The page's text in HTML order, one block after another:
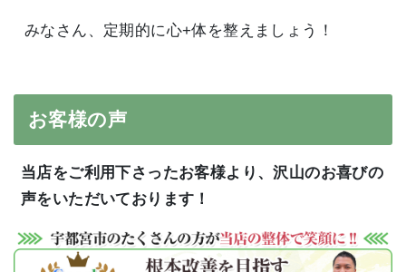
みなさん、定期的に心+体を整えましょう！
お客様の声
当店をご利用下さったお客様より、沢山のお喜びの
声をいただいております！